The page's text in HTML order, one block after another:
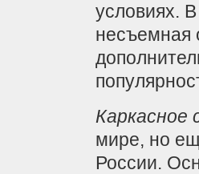
условиях.
несъемная
мире, но
России.